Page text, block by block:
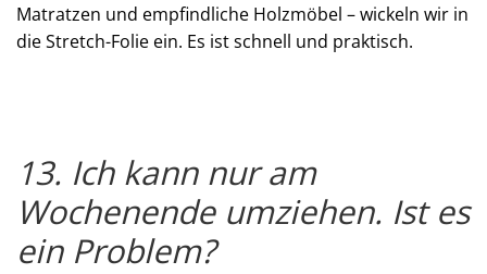
Matratzen und empfindliche Holzmöbel – wickeln wir in
die Stretch-Folie ein. Es ist schnell und praktisch.
13. Ich kann nur am
Wochenende umziehen. Ist es
ein Problem?